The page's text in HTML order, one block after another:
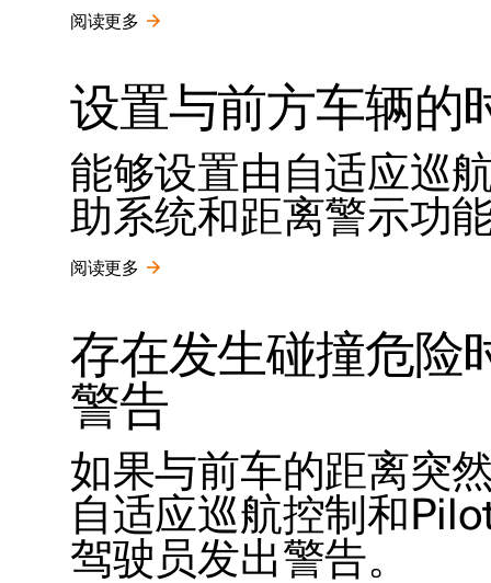
阅读更多
设置与前方车辆的
能够设置由自适应巡
助系统和距离警示功
阅读更多
存在发生碰撞危险
警告
如果与前车的距离突
自适应巡航控制和
驾驶员发出警告。